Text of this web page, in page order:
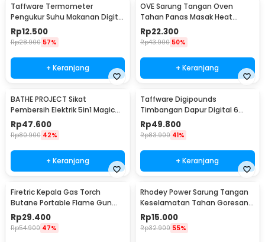
Taffware Termometer
Pengukur Suhu Makanan Digital
Daging Kopi Susu - TP101
Rp12.500
Rp28.900 57%
+ Keranjang
OVE Sarung Tangan Oven
Tahan Panas Masak Heat
Resistant Gloves - 540F
Rp22.300
Rp43.900 50%
+ Keranjang
BATHE PROJECT Sikat
Pembersih Elektrik 5in1 Magic
Brush Rechargeable - WQ8110
Rp47.600
Rp80.900 42%
+ Keranjang
Taffware Digipounds
Timbangan Dapur Digital 6
Satuan 1kg 0.1g - i2000
Rp49.800
Rp83.900 41%
+ Keranjang
Firetric Kepala Gas Torch
Butane Portable Flame Gun
Adjustable - 807
Rp29.400
Rp54.900 47%
Rhodey Power Sarung Tangan
Keselamatan Tahan Goresan
Pisau - EN388
Rp15.000
Rp32.900 55%